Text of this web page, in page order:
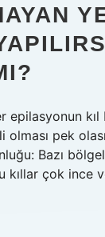
epilasyonun
pek
Bazı
kıllar çok ince